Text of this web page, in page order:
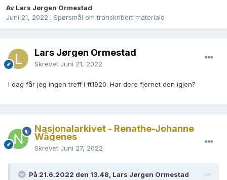
Av Lars Jørgen Ormestad
Juni 21, 2022 i Spørsmål om transkribert materiale
Lars Jørgen Ormestad
Skrevet Juni 21, 2022
I dag får jeg ingen treff i ft1920. Har dere fjernet den igjen?
Nasjonalarkivet - Renathe-Johanne
Wågenes
Skrevet Juni 27, 2022
På 21.6.2022 den 13.48, Lars Jørgen Ormestad